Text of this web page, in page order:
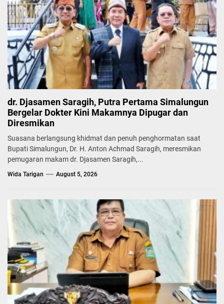
dr. Djasamen Saragih, Putra Pertama Simalungun
Bergelar Dokter Kini Makamnya Dipugar dan
Diresmikan
Suasana berlangsung khidmat dan penuh penghormatan saat
Bupati Simalungun, Dr. H. Anton Achmad Saragih, meresmikan
pemugaran makam dr. Djasamen Saragih,...
Wida Tarigan August 5, 2026